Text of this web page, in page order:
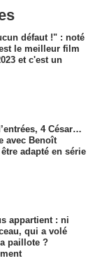
défaut !" : noté
le meilleur film
et c'est un
4 César…
avec Benoît
adapté en série
appartient : ni
qui a volé
paillote ?